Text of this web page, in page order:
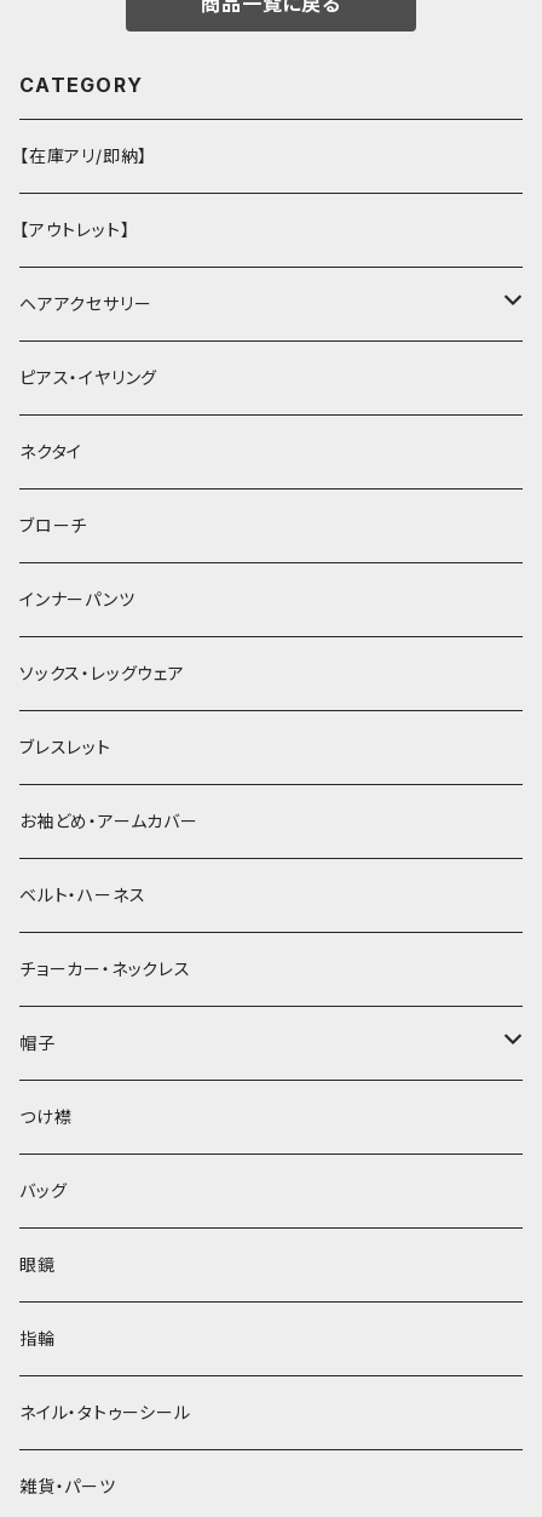
CATEGORY
【在庫アリ/即納】
【アウトレット】
ヘアアクセサリー
ヘアクリップ
ヘッドドレス・カチューシャ
ヘアゴム
簪
ピアス・イヤリング
ネクタイ
ブローチ
インナーパンツ
ソックス・レッグウェア
ブレスレット
お袖どめ・アームカバー
ベルト・ハーネス
チョーカー・ネックレス
帽子
ベレー帽
つけ襟
バッグ
眼鏡
指輪
ネイル・タトゥーシール
雑貨・パーツ